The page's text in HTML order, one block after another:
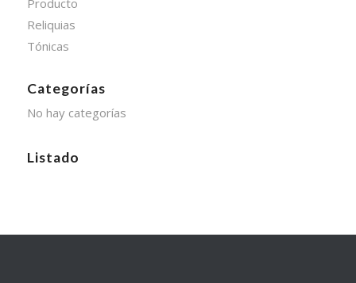
Reliquias
Tónicas
Categorías
No hay categorías
Listado